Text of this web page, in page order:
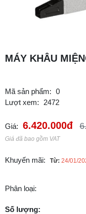
MÁY KHÂU
Mã sản phẩm: 0
Lượt xem:
2472
Giá: 6.420.000đ
Giá đã bao gồm VAT
Khuyến mãi: Từ: 24/01/
Phân loại:
Số lượng: